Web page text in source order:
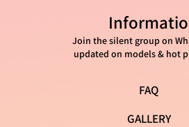
Join the silent group on
updated on models & hot
FAQ
GALLERY